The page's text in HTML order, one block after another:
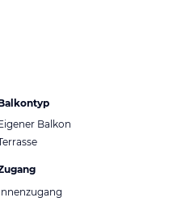
Balkon